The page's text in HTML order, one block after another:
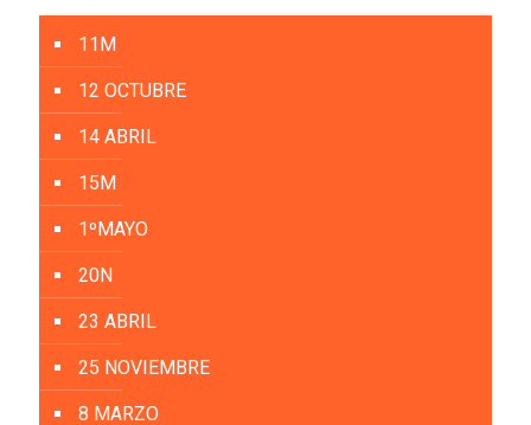
11M
12 OCTUBRE
14 ABRIL
15M
1ºMAYO
20N
23 ABRIL
25 NOVIEMBRE
8 MARZO